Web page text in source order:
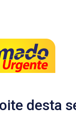
desta